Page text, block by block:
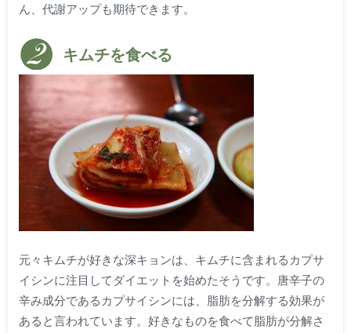
ん、代謝アップも期待できます。
キムチを食べる
元々キムチが好きな深キョンは、キムチに含まれるカプサ
イシンに注目してダイエットを始めたそうです。唐辛子の
辛み成分であるカプサイシンには、脂肪を分解する効果が
あると言われています。好きなものを食べて脂肪が分解さ